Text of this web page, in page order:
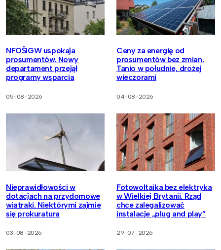
NFOŚiGW uspokaja
prosumentów. Nowy
departament przejął
programy wsparcia
05-08-2026
Ceny za energię od
prosumentów bez zmian.
Tanio w południe, drożej
wieczorami
04-08-2026
Nieprawidłowości w
dotacjach na przydomowe
wiatraki. Niektórymi zajmie
się prokuratura
03-08-2026
Fotowoltaika bez elektryka
w Wielkiej Brytanii. Rząd
chce zalegalizować
instalacje „plug and play”
29-07-2026